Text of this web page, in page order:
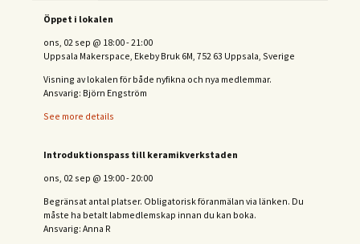
Öppet i lokalen
ons, 02 sep @ 18:00-21:00
Uppsala Makerspace, Ekeby Bruk 6M, 752 63 Uppsala, Sverige
Visning av lokalen för både nyfikna och nya medlemmar.
Ansvarig: Björn Engström
See more details
Introduktionspass till keramikverkstaden
ons, 02 sep @ 19:00-20:00
Begränsat antal platser. Obligatorisk föranmälan via länken. Du
måste ha betalt labmedlemskap innan du kan boka.
Ansvarig: Anna R